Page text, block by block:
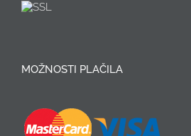
MOŽNOSTI PLAČILA